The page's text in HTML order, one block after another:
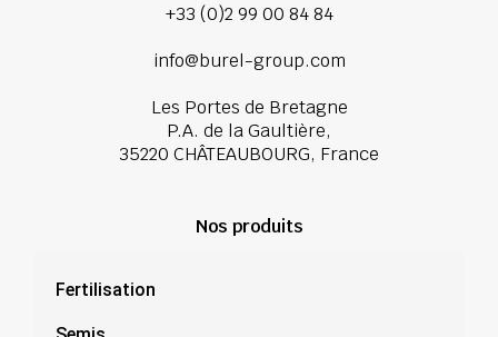
+33 (0)2 99 00 84 84
info@burel-group.com
Les Portes de Bretagne
P.A. de la Gaultière,
35220 CHÂTEAUBOURG, France
Nos produits
Fertilisation